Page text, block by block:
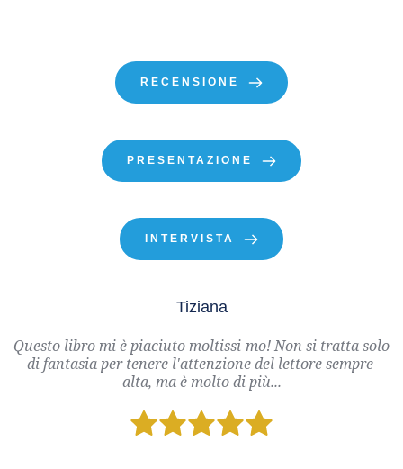
RECENSIONE
PRESENTAZIONE
INTERVISTA
Tiziana
Questo libro mi è piaciuto moltissi-mo! Non si tratta solo
di fantasia per tenere l'attenzione del lettore sempre
alta, ma è molto di più...